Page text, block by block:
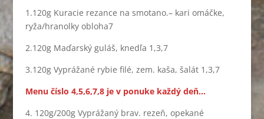
1.120g Kuracie rezance na smotano.– kari omáčke,
ryža/hranolky obloha7
2.120g Maďarský guláš, knedľa 1,3,7
3.120g Vyprážané rybie filé, zem. kaša, šalát 1,3,7
Menu číslo 4,5,6,7,8 je v ponuke každý deň…
4. 120g/200g Vyprážaný brav. rezeň, opekané